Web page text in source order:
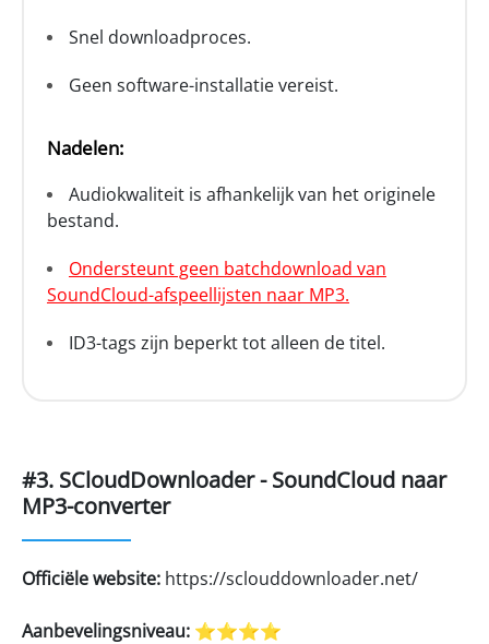
Snel downloadproces.
Geen software-installatie vereist.
Nadelen:
Audiokwaliteit is afhankelijk van het originele
bestand.
Ondersteunt geen batchdownload van
SoundCloud-afspeellijsten naar MP3.
ID3-tags zijn beperkt tot alleen de titel.
#3. SCloudDownloader - SoundCloud naar
MP3-converter
Officiële website: https://sclouddownloader.net/
Aanbevelingsniveau: ⭐⭐⭐⭐